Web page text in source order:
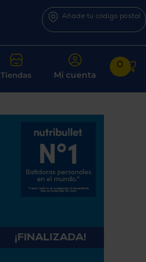
Añade tu código postal
Tiendas Mi cuenta
0
¡FINALIZADA!